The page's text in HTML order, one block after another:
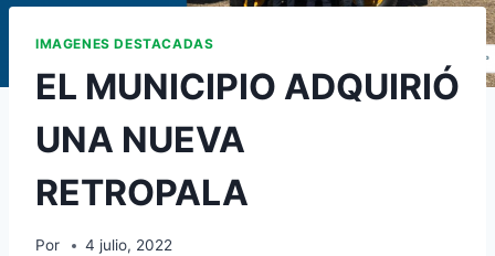
IMAGENES DESTACADAS
EL MUNICIPIO ADQUIRIÓ
UNA NUEVA
RETROPALA
Por 4 julio, 2022